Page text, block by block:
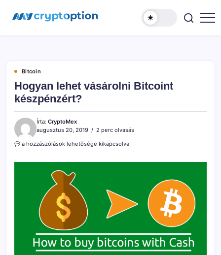
MyCryptOption
Bitcoin
Hogyan lehet vásárolni Bitcoint
készpénzért?
Írta: CryptoMex
augusztus 20, 2019
2 perc olvasás
Hogyan
készpénzért?
bejegyzéshez
a hozzászólások lehetősége kikapcsolva